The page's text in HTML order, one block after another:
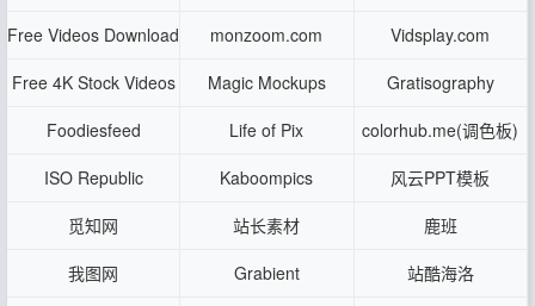
Free Videos Download
monzoom.com
Vidsplay.com
Free 4K Stock Videos
Magic Mockups
Gratisography
Foodiesfeed
Life of Pix
colorhub.me(调色板)
ISO Republic
Kaboompics
风云PPT模板
觅知网
站长素材
鹿班
我图网
Grabient
站酷海洛